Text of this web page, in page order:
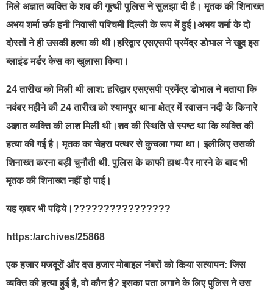
मिले अज्ञात व्यक्ति के शव की गुत्थी पुलिस ने सुलझा दी है। मृतक की शिनाख्त
अभय शर्मा उर्फ हनी निवासी पश्चिमी दिल्ली के रूप में हुई।अभय शर्मा के दो
दोस्तों ने ही उसकी हत्या की थी।हरिद्वार एसएसपी प्रमेंद्र डोभाल ने खुद इस
ब्लाइंड मर्डर केस का खुलासा किया।
24 तारीख को मिली थी लाश: हरिद्वार एसएसपी प्रमेंद्र डोभाल ने बताया कि
नवंबर महीने की 24 तारीख को श्यामपुर थाना क्षेत्र में रवासन नदी के किनारे
अज्ञात व्यक्ति की लाश मिली थी।शव की स्थिति से स्पष्ट था कि व्यक्ति की
हत्या की गई है। मृतक का चेहरा पत्थर से कुचला गया था। इलीलिए उसकी
शिनाख्त करना बड़ी चुनौती थी. पुलिस के काफी हाथ-पैर मारने के बाद भी
मृतक की शिनाख्त नहीं हो पाई।
यह ख़बर भी पढ़िये।????????????????
https:/archives/25868
एक हजार मजदूरों और दस हजार मोबाइल नंबरों को किया सत्यापन: जिस
व्यक्ति की हत्या हुई है, वो कौन है? इसका पता लगाने के लिए पुलिस ने उस